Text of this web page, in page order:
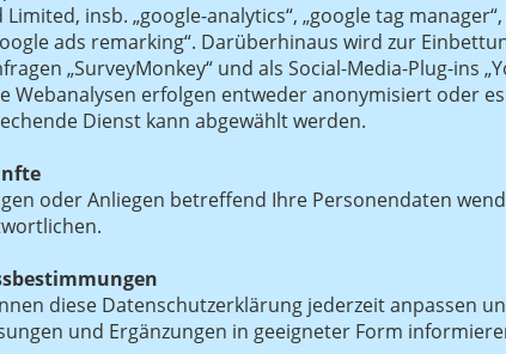
Limited, insb. „google-analytics“, „google tag
ads remarking“. Darüberhinaus wird zur
„SurveyMonkey“ und als Social-Media-Plug-ins
Webanalysen erfolgen entweder anonymisiert oder
Dienst kann abgewählt werden.
oder Anliegen betreffend Ihre Personendaten
diese Datenschutzerklärung jederzeit anpassen
und Ergänzungen in geeigneter Form